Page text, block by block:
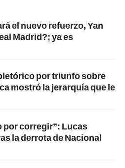
el nuevo refuerzo, Yan
Madrid?; ya es
por triunfo sobre
mostró la jerarquía que le
por corregir”: Lucas
la derrota de Nacional